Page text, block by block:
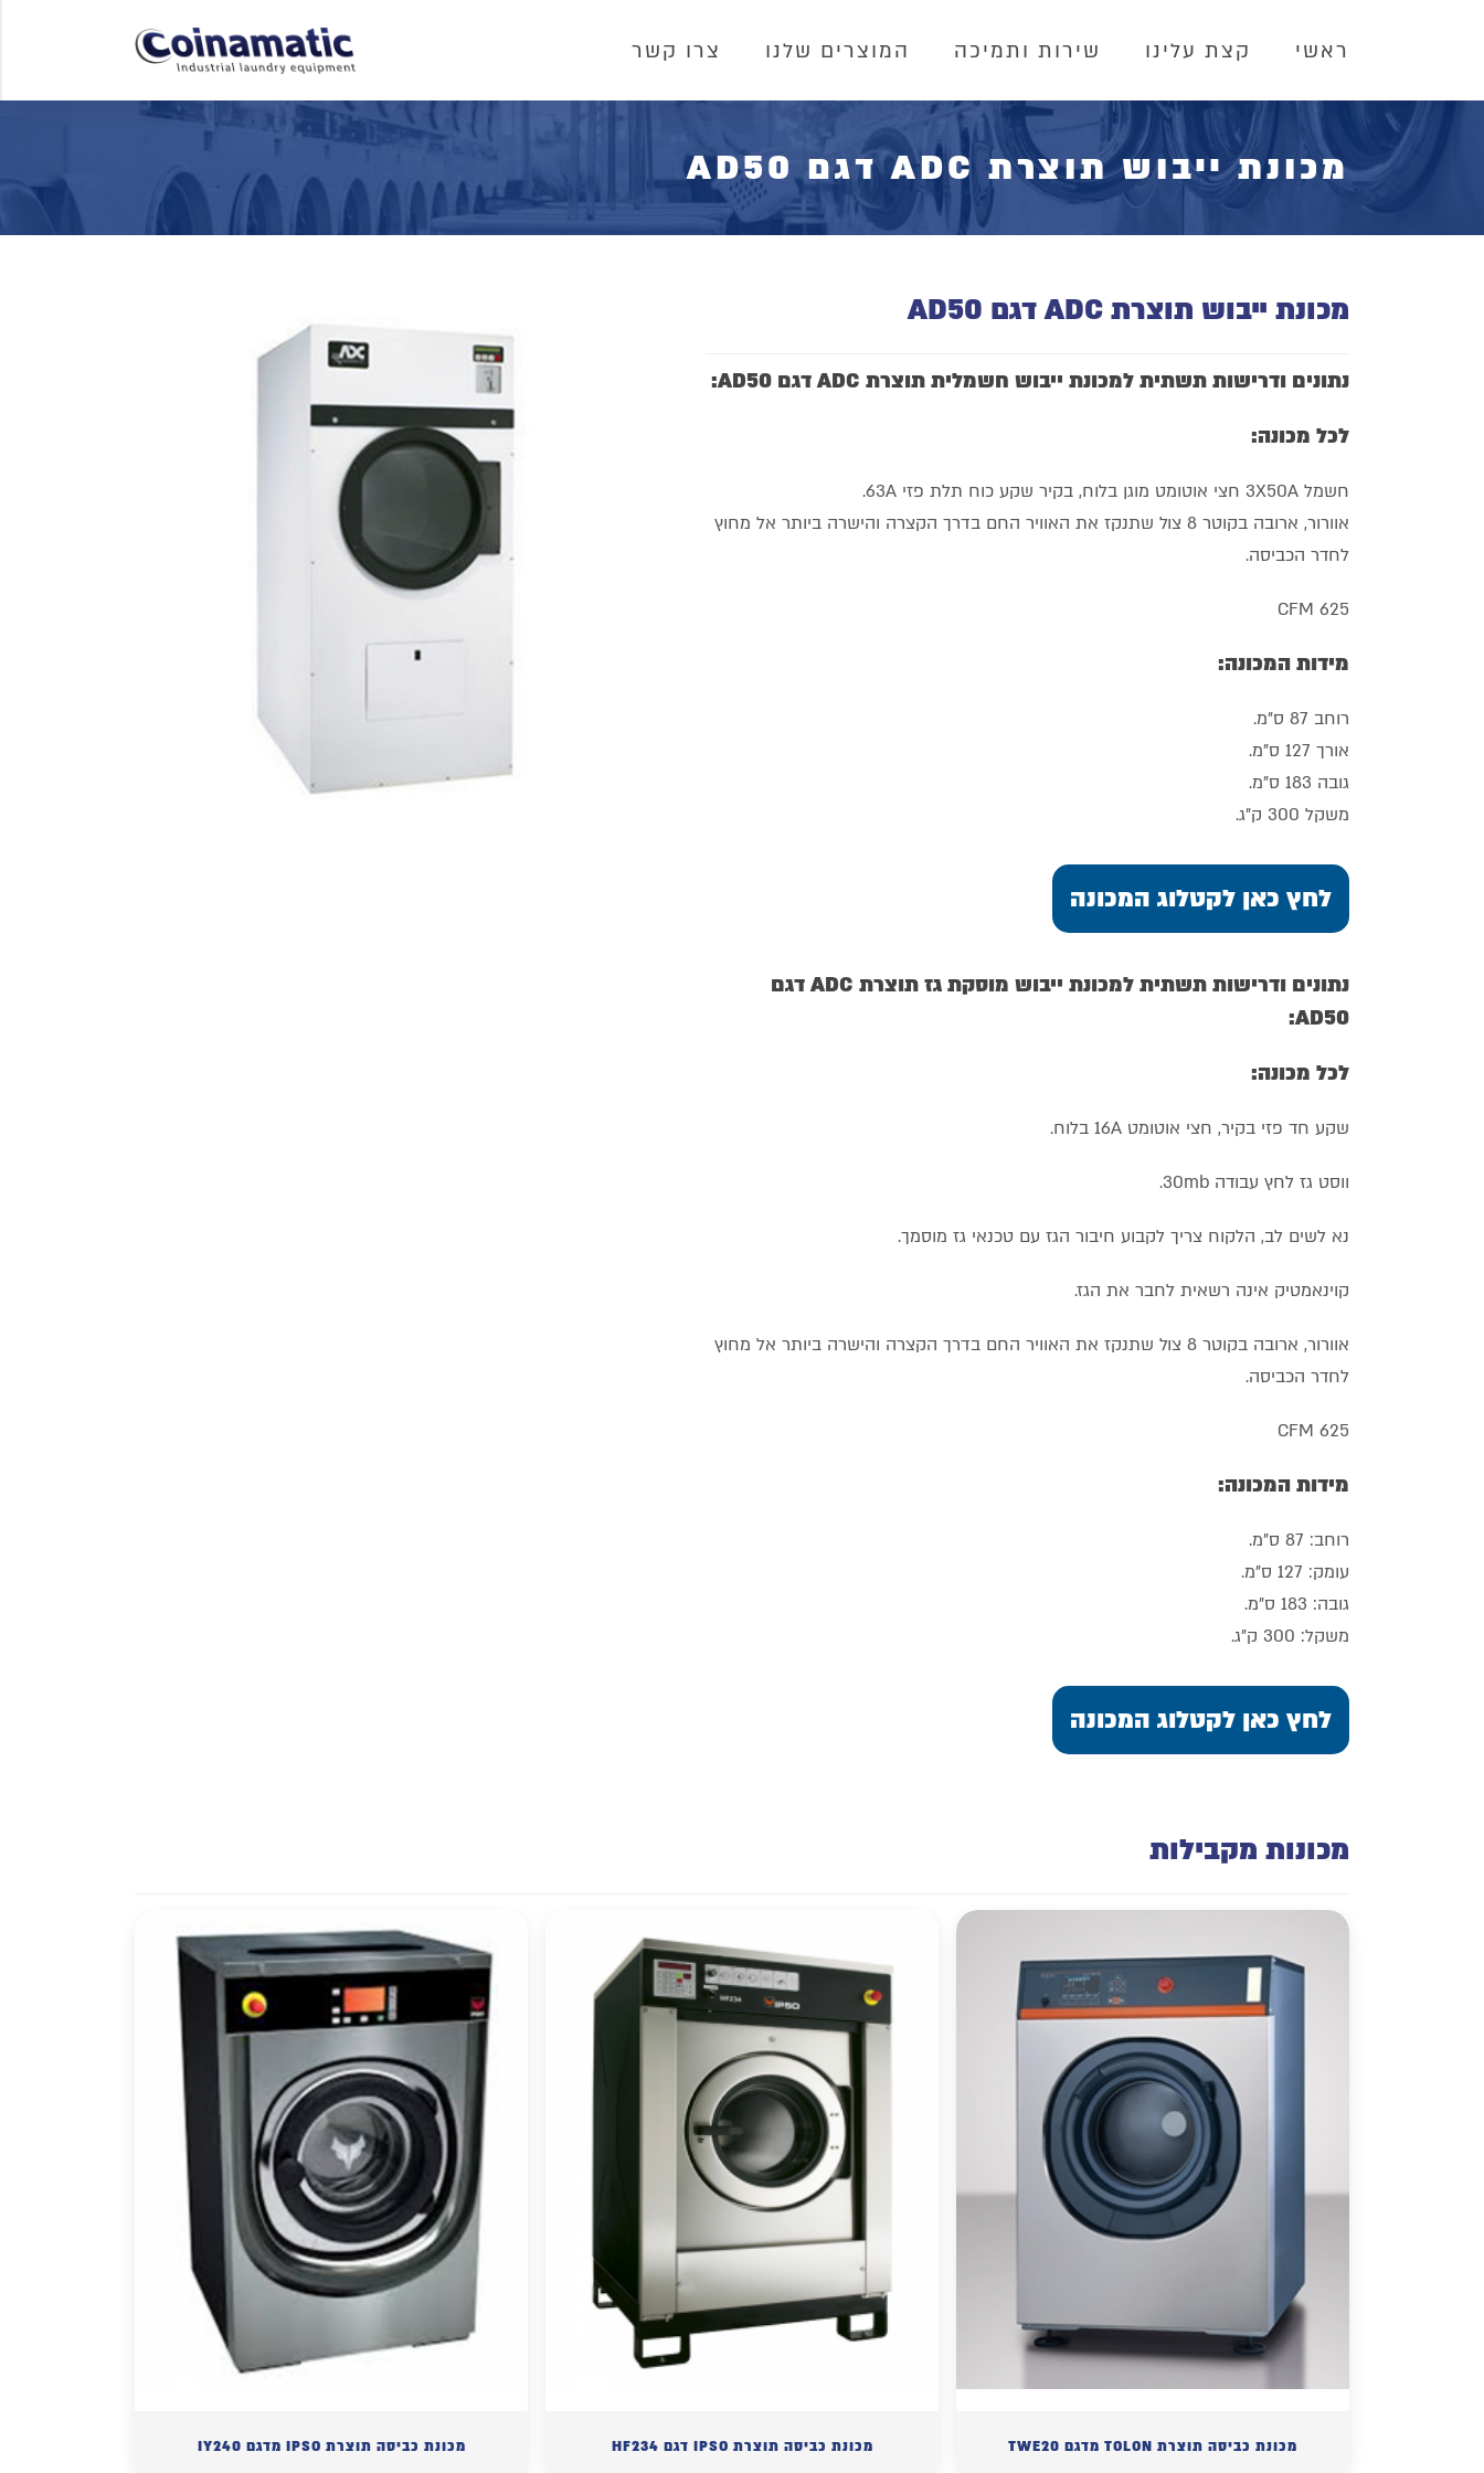
ראשי קצת עלינו שירות ותמיכה המוצרים שלנו צרו קשר
מכונת ייבוש תוצרת ADC דגם AD50
מכונת ייבוש תוצרת ADC דגם AD50
נתונים ודרישות תשתית למכונת ייבוש חשמלית תוצרת ADC דגם AD50:
לכל מכונה:
חשמל 3X50A חצי אוטומט מוגן בלוח, בקיר שקע כוח תלת פזי 63A.
אוורור, ארובה בקוטר 8 צול שתנקז את האוויר החם בדרך הקצרה והישרה ביותר אל מחוץ
לחדר הכביסה.
CFM 625
מידות המכונה:
רוחב 87 ס"מ.
אורך 127 ס"מ.
גובה 183 ס"מ.
משקל 300 ק"ג.
לחץ כאן לקטלוג המכונה
נתונים ודרישות תשתית למכונת ייבוש מוסקת גז תוצרת ADC דגם
AD50:
לכל מכונה:
שקע חד פזי בקיר, חצי אוטומט 16A בלוח.
ווסט גז לחץ עבודה 30mb.
נא לשים לב, הלקוח צריך לקבוע חיבור הגז עם טכנאי גז מוסמך.
קוינאמטיק אינה רשאית לחבר את הגז.
אוורור, ארובה בקוטר 8 צול שתנקז את האוויר החם בדרך הקצרה והישרה ביותר אל מחוץ
לחדר הכביסה.
CFM 625
מידות המכונה:
רוחב: 87 ס"מ.
עומק: 127 ס"מ.
גובה: 183 ס"מ.
משקל: 300 ק"ג.
לחץ כאן לקטלוג המכונה
מכונות מקבילות
מכונת כביסה תוצרת TOLON מדגם TWE20 מכונת כביסה תוצרת IPSO דגם HF234 מכונת כביסה תוצרת IPSO מדגם IY240